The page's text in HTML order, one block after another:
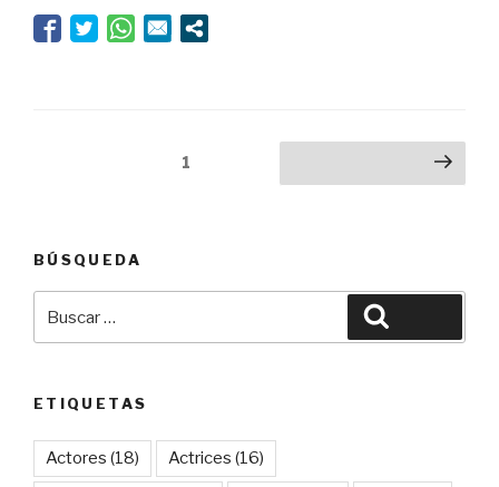
viene”
1 Siguiente página
BÚSQUEDA
por:
ETIQUETAS
Actores (18) Actrices (16)